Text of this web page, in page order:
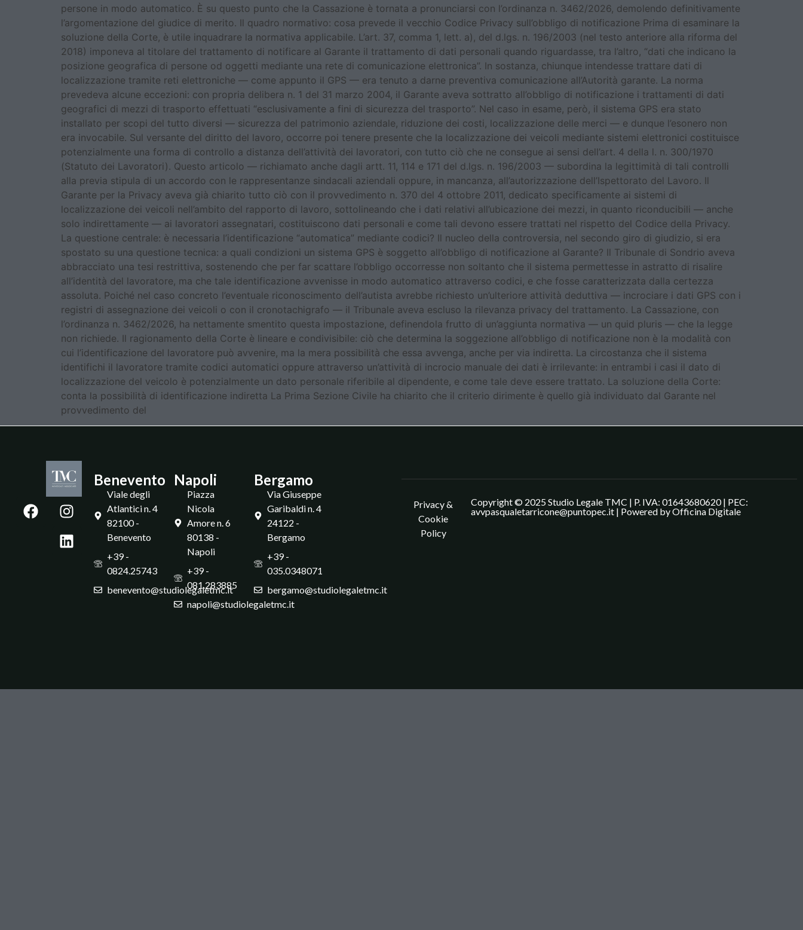
persone in modo automatico. È su questo punto che la Cassazione è tornata a pronunciarsi con l’ordinanza n. 3462/2026, demolendo definitivamente
l’argomentazione del giudice di merito. Il quadro normativo: cosa prevede il vecchio Codice Privacy sull’obbligo di notificazione Prima di esaminare la
soluzione della Corte, è utile inquadrare la normativa applicabile. L’art. 37, comma 1, lett. a), del d.lgs. n. 196/2003 (nel testo anteriore alla riforma del
2018) imponeva al titolare del trattamento di notificare al Garante il trattamento di dati personali quando riguardasse, tra l’altro, “dati che indicano la
posizione geografica di persone od oggetti mediante una rete di comunicazione elettronica”. In sostanza, chiunque intendesse trattare dati di
localizzazione tramite reti elettroniche — come appunto il GPS — era tenuto a darne preventiva comunicazione all’Autorità garante. La norma
prevedeva alcune eccezioni: con propria delibera n. 1 del 31 marzo 2004, il Garante aveva sottratto all’obbligo di notificazione i trattamenti di dati
geografici di mezzi di trasporto effettuati “esclusivamente a fini di sicurezza del trasporto”. Nel caso in esame, però, il sistema GPS era stato
installato per scopi del tutto diversi — sicurezza del patrimonio aziendale, riduzione dei costi, localizzazione delle merci — e dunque l’esonero non
era invocabile. Sul versante del diritto del lavoro, occorre poi tenere presente che la localizzazione dei veicoli mediante sistemi elettronici costituisce
potenzialmente una forma di controllo a distanza dell’attività dei lavoratori, con tutto ciò che ne consegue ai sensi dell’art. 4 della l. n. 300/1970
(Statuto dei Lavoratori). Questo articolo — richiamato anche dagli artt. 11, 114 e 171 del d.lgs. n. 196/2003 — subordina la legittimità di tali controlli
alla previa stipula di un accordo con le rappresentanze sindacali aziendali oppure, in mancanza, all’autorizzazione dell’Ispettorato del Lavoro. Il
Garante per la Privacy aveva già chiarito tutto ciò con il provvedimento n. 370 del 4 ottobre 2011, dedicato specificamente ai sistemi di
localizzazione dei veicoli nell’ambito del rapporto di lavoro, sottolineando che i dati relativi all’ubicazione dei mezzi, in quanto riconducibili — anche
solo indirettamente — ai lavoratori assegnatari, costituiscono dati personali e come tali devono essere trattati nel rispetto del Codice della Privacy.
La questione centrale: è necessaria l’identificazione “automatica” mediante codici? Il nucleo della controversia, nel secondo giro di giudizio, si era
spostato su una questione tecnica: a quali condizioni un sistema GPS è soggetto all’obbligo di notificazione al Garante? Il Tribunale di Sondrio aveva
abbracciato una tesi restrittiva, sostenendo che per far scattare l’obbligo occorresse non soltanto che il sistema permettesse in astratto di risalire
all’identità del lavoratore, ma che tale identificazione avvenisse in modo automatico attraverso codici, e che fosse caratterizzata dalla certezza
assoluta. Poiché nel caso concreto l’eventuale riconoscimento dell’autista avrebbe richiesto un’ulteriore attività deduttiva — incrociare i dati GPS con i
registri di assegnazione dei veicoli o con il cronotachigrafo — il Tribunale aveva escluso la rilevanza privacy del trattamento. La Cassazione, con
l’ordinanza n. 3462/2026, ha nettamente smentito questa impostazione, definendola frutto di un’aggiunta normativa — un quid pluris — che la legge
non richiede. Il ragionamento della Corte è lineare e condivisibile: ciò che determina la soggezione all’obbligo di notificazione non è la modalità con
cui l’identificazione del lavoratore può avvenire, ma la mera possibilità che essa avvenga, anche per via indiretta. La circostanza che il sistema
identifichi il lavoratore tramite codici automatici oppure attraverso un’attività di incrocio manuale dei dati è irrilevante: in entrambi i casi il dato di
localizzazione del veicolo è potenzialmente un dato personale riferibile al dipendente, e come tale deve essere trattato. La soluzione della Corte:
conta la possibilità di identificazione indiretta La Prima Sezione Civile ha chiarito che il criterio dirimente è quello già individuato dal Garante nel
provvedimento del
Benevento
Viale degli
Atlantici n. 4
82100 -
Benevento
+39 -
0824.25743
benevento@studiolegaletmc.it
Napoli
Piazza
Nicola
Amore n. 6
80138 -
Napoli
+39 -
081.283885
napoli@studiolegaletmc.it
Bergamo
Via Giuseppe
Garibaldi n. 4
24122 -
Bergamo
+39 -
035.0348071
bergamo@studiolegaletmc.it
Privacy &
Cookie
Policy
Copyright © 2025 Studio Legale TMC | P. IVA: 01643680620 | PEC:
avvpasqualetarricone@puntopec.it | Powered byOfficina Digitale